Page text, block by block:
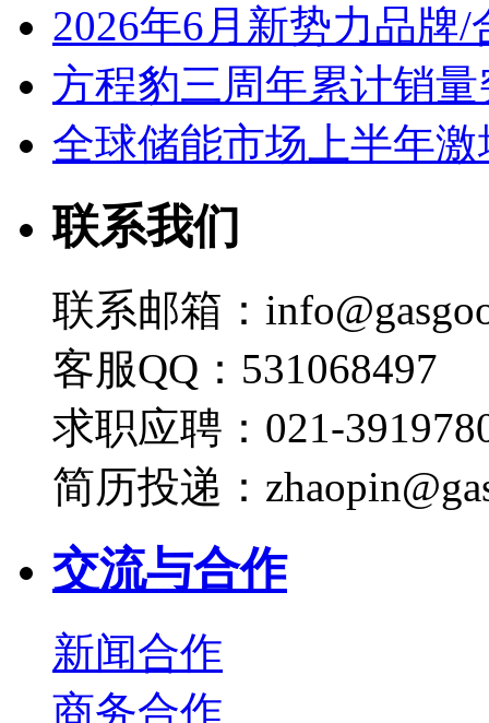
2026年6月新势力品牌
方程豹三周年累计销
全球储能市场上半年激
联系我们
联系邮箱：
客服QQ：531068497
求职应聘：021-
简历投递：
交流与合作
新闻合作
商务合作